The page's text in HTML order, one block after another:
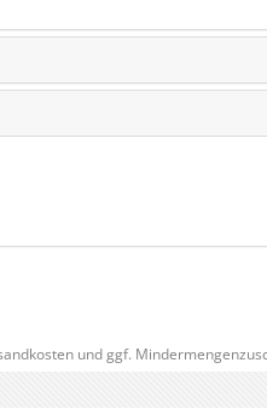
SCHNÄPPCHEN
und ggf.